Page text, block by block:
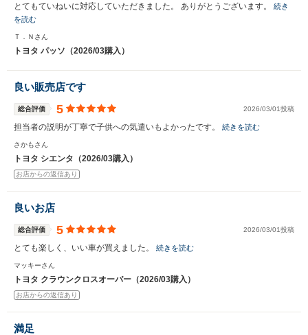
とてもていねいに対応していただきました。 ありがとうございます。 続き
を読む
Ｔ．Ｎさん
トヨタ パッソ（2026/03購入）
良い販売店です
総合評価 5 2026/03/01投稿
担当者の説明が丁寧で子供への気遣いもよかったです。 続きを読む
さかもさん
トヨタ シエンタ（2026/03購入）
お店からの返信あり
良いお店
総合評価 5 2026/03/01投稿
とても楽しく、いい車が買えました。 続きを読む
マッキーさん
トヨタ クラウンクロスオーバー（2026/03購入）
お店からの返信あり
満足